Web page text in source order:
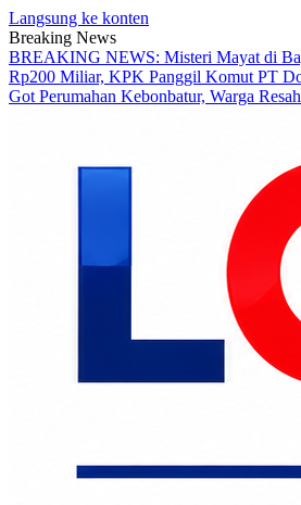
Langsung ke konten
Breaking News
BREAKING NEWS: Misteri Mayat di
Rp200 Miliar, KPK Panggil Komut PT
Got Perumahan Kebonbatur, Warga